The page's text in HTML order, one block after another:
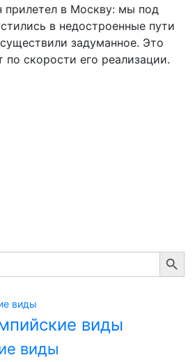
прилетел в Москву: мы под
в недостроенные пути
задуманное. Это
скорости его реализации.
Search Button
виды
виды
виды